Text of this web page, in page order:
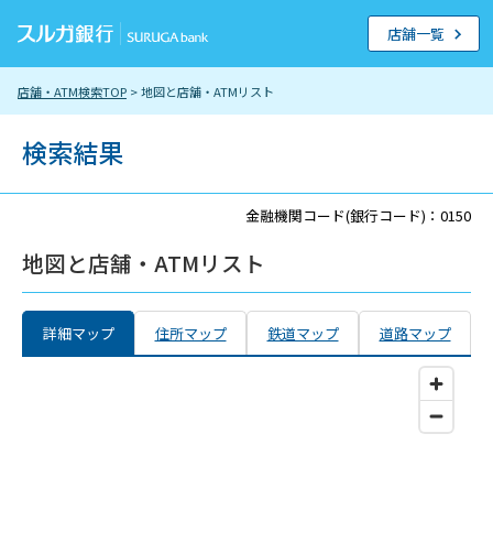
店舗・ATM検索TOP > 地図と店舗・ATMリスト
店舗一覧
検索結果
金融機関コード(銀行コード)：0150
地図と店舗・ATMリスト
詳細マップ 住所マップ 鉄道マップ 道路マップ